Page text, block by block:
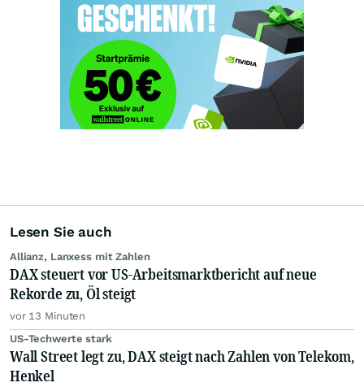
Lesen Sie auch
Allianz, Lanxess mit Zahlen
DAX steuert vor US-Arbeitsmarktbericht auf neue
Rekorde zu, Öl steigt
vor 13 Minuten
US-Techwerte stark
Wall Street legt zu, DAX steigt nach Zahlen von Telekom,
Henkel